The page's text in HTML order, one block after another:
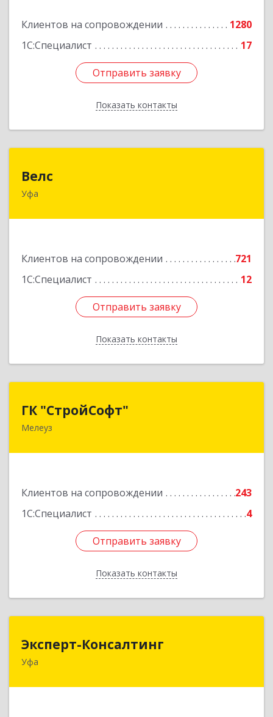
Клиентов на сопровождении
1280
1С:Специалист
17
Отправить заявку
Показать контакты
Отправить заявку
Назад
Велс
Уфа
Клиентов на сопровождении
721
1С:Специалист
12
Отправить заявку
Показать контакты
450071, Башкортостан Респ, Уфа г, 50 лет СССР
Отправить заявку
Назад
ГК "СтройСофт"
Мелеуз
Клиентов на сопровождении
243
1С:Специалист
4
Отправить заявку
Показать контакты
453852, Башкортостан Респ, Мелеуз г, Ленина
Отправить заявку
Назад
Эксперт-Консалтинг
Уфа
450059, Башкортостан Респ, Уфимский р-н, Уфа